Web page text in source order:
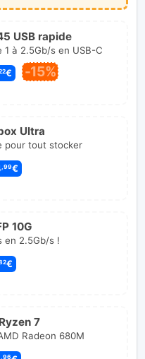
USB rapide
à 2.5Gb/s en USB-C
€ -15%
Ultra
pour tout stocker
,99€
10G
en 2.5Gb/s !
€
7
Radeon 680M
,96